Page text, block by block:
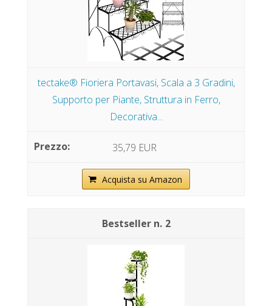
tectake® Fioriera Portavasi, Scala a 3 Gradini,
Supporto per Piante, Struttura in Ferro,
Decorativa...
35,79 EUR
Acquista su Amazon
2